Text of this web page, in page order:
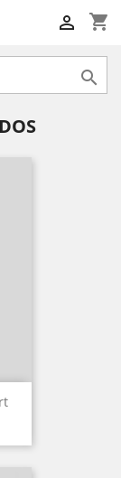
shopping_cart

